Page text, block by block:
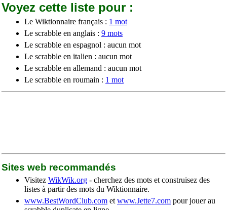
Voyez cette liste pour :
Le Wiktionnaire français : 1 mot
Le scrabble en anglais : 9 mots
Le scrabble en espagnol : aucun mot
Le scrabble en italien : aucun mot
Le scrabble en allemand : aucun mot
Le scrabble en roumain : 1 mot
Sites web recommandés
Visitez WikWik.org - cherchez des mots et construisez des
listes à partir des mots du Wiktionnaire.
www.BestWordClub.com et www.Jette7.com pour jouer au